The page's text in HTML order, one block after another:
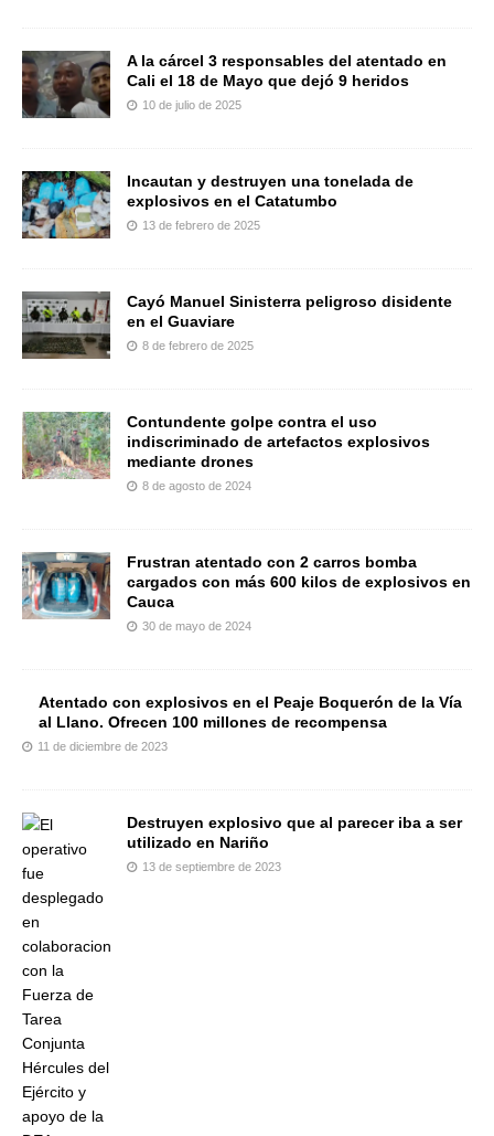
A la cárcel 3 responsables del atentado en
Cali el 18 de Mayo que dejó 9 heridos
10 de julio de 2025
Incautan y destruyen una tonelada de
explosivos en el Catatumbo
13 de febrero de 2025
Cayó Manuel Sinisterra peligroso disidente
en el Guaviare
8 de febrero de 2025
Contundente golpe contra el uso
indiscriminado de artefactos explosivos
mediante drones
8 de agosto de 2024
Frustran atentado con 2 carros bomba
cargados con más 600 kilos de explosivos en
Cauca
30 de mayo de 2024
Atentado con explosivos en el Peaje Boquerón de la Vía
al Llano. Ofrecen 100 millones de recompensa
11 de diciembre de 2023
Destruyen explosivo que al parecer iba a ser
utilizado en Nariño
13 de septiembre de 2023